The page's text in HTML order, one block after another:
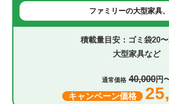
ファミリーの大型家具
ゴミ袋20
大型家具など
通常価格 40,000円
キャンペーン価格